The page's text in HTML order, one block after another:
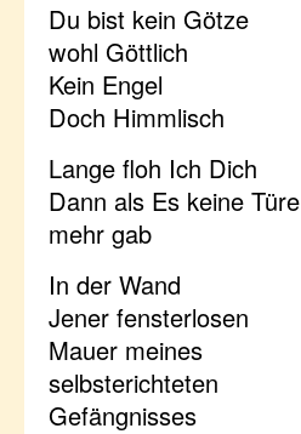
Du bist kein Götze
wohl Göttlich
Kein Engel
Doch Himmlisch
Lange floh Ich Dich
Dann als Es keine Türe
mehr gab
In der Wand
Jener fensterlosen
Mauer meines
selbsterichteten
Gefängnisses